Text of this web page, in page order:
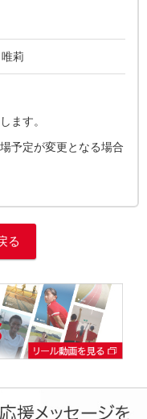
莉
ます。
予定が変更となる場合
る